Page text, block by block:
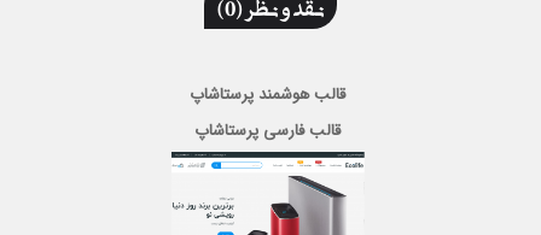
قالب هوشمند پرستاشاپ
قالب فارسی پرستاشاپ